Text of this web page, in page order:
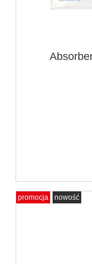
promocja nowość